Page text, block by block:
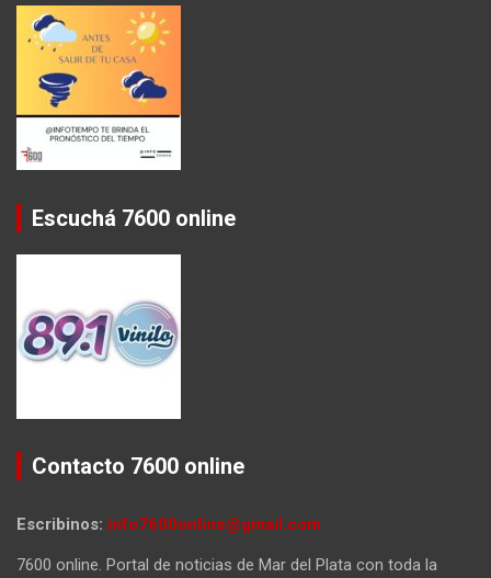
Escuchá 7600 online
Contacto 7600 online
Escribinos: info7600online@gmail.com
7600 online. Portal de noticias de Mar del Plata con toda la